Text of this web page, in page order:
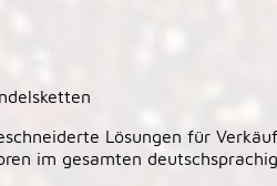
Lösungen für
im gesamten